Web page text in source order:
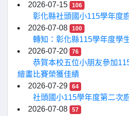
2026-07-15
106
彰化縣社頭國小115學年度
2026-07-08
100
轉知：彰化縣115學年度學
2026-07-20
76
恭賀本校五位小朋友參加
繪畫比賽榮獲佳績
2026-07-29
64
社頭國小115學年度第二次
2026-07-08
57